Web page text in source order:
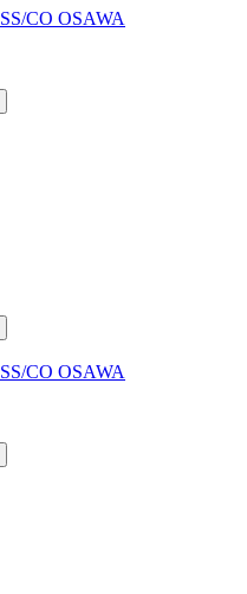
CO OSAWA
CO OSAWA